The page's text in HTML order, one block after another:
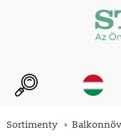
Sortimenty